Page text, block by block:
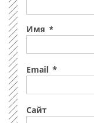
Имя *
Email *
Сайт